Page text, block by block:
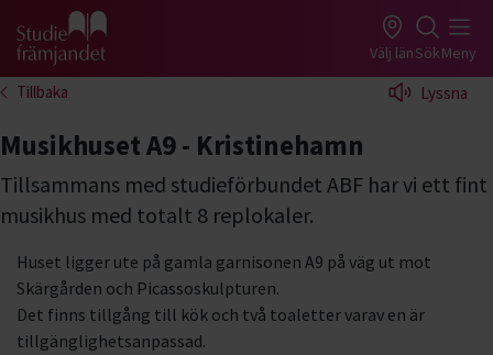
Gå till studiefrämjandets startsida Välj länSökMeny
Tillbaka Lyssna
Musikhuset A9 - Kristinehamn
Tillsammans med studieförbundet ABF har vi ett fint
musikhus med totalt 8 replokaler.
Huset ligger ute på gamla garnisonen A9 på väg ut mot
Skärgården och Picassoskulpturen.
Det finns tillgång till kök och två toaletter varav en är
tillgänglighetsanpassad.